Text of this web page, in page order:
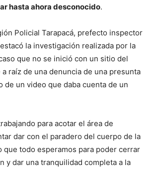
hasta ahora desconocido.
Policial Tarapacá, prefecto inspector
la investigación realizada por la
que no se inició con un sitio del
raíz de una denuncia de una presunta
de un video que daba cuenta de un
para acotar el área de
dar con el paradero del cuerpo de la
que todo esperamos para poder cerrar
y dar una tranquilidad completa a la